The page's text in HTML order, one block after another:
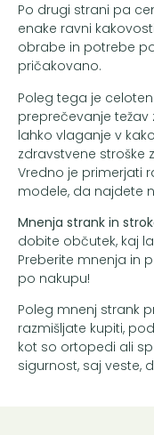
Po drugi strani pa
enake ravni
obrabe in potrebe
pričakovano.
Poleg tega je
preprečevanje težav
lahko vlaganje v
zdravstvene stroške
Vredno je primerjati
modele, da najdete
Mnenja strank in
dobite občutek, kaj
Preberite mnenja in
po nakupu!
Poleg mnenj strank
razmišljate kupiti,
kot so ortopedi ali
sigurnost, saj veste,